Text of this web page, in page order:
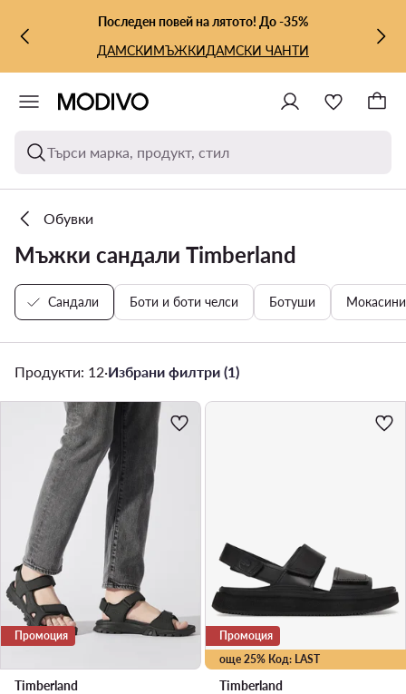
КЪМ ОСНОВНОТО СЪДЪРЖАНИЕ
КЪМ ТЪРСЕНЕПоследен повей на лятото! До -35%
ДАМСКИМЪЖКИДАМСКИ ЧАНТИ
Търси марка, продукт, стил
Обувки
Мъжки сандали Timberland
Сандали Боти и боти челси Ботуши Мокасини
Продукти: 12·Избрани филтри (1)
Промоция
Timberland
още 25% Код: LAST
Промоция
Timberland